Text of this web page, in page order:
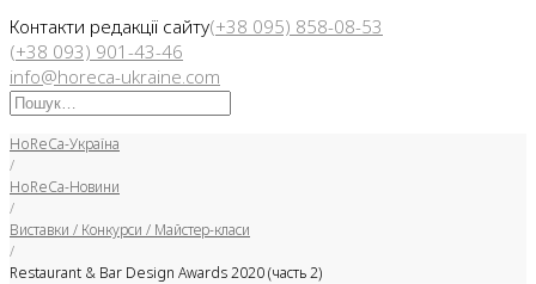
Контакти редакції сайту(+38 095) 858-08-53
(+38 093) 901-43-46
info@horeca-ukraine.com
Искать:
HoReCa-Україна
/
HoReCa-Новини
/
Виставки / Конкурси / Майстер-класи
/
Restaurant & Bar Design Awards 2020 (часть 2)